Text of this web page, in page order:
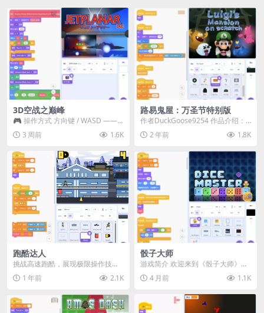
3D空战之巅峰
🎮 操作方式 方向键 / WASD ——
移动 Z / K —— 射击 / 攻击...
3 周前 1.6K
路易鬼屋：万圣节特别版
作者DuckGoose9254 作品介绍：
欢迎来到《路易鬼屋：万圣节特别
版》！...
2 年前 1.8K
跑酷达人
挑战高速跑酷，展现极限操作技
巧！ 【操作说明】 跳跃：↑ / W /
点击屏幕上...
1 年前 2.1K
骰子大师
游戏简介 欢迎来到《骰子大师》
——一款复古像素风格的游戏！ 向
上发射骰子，击中上...
4 月前 1.1K